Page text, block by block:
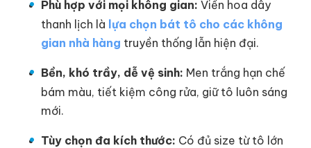
Phù hợp với mọi không gian: Viền hoa dây
thanh lịch là lựa chọn bát tô cho các không
gian nhà hàng truyền thống lẫn hiện đại.
Bền, khó trầy, dễ vệ sinh: Men trắng hạn chế
bám màu, tiết kiệm công rửa, giữ tô luôn sáng
mới.
Tùy chọn đa kích thước: Có đủ size từ tô lớn